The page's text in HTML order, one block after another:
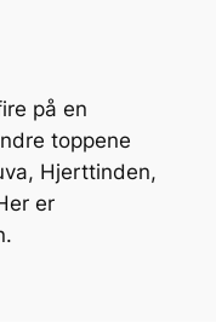
på en
toppene
Hjerttinden,
er